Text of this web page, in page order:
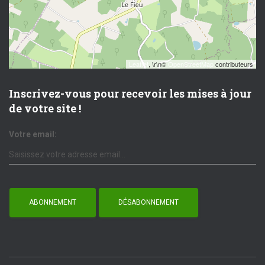
Leaflet, \r\n©OpenStreetMap contributeurs
Inscrivez-vous pour recevoir les mises à jour
de votre site !
Votre email: